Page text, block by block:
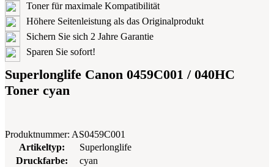
Toner für maximale Kompatibilität
Höhere Seitenleistung als das Originalprodukt
Sichern Sie sich 2 Jahre Garantie
Sparen Sie sofort!
Superlonglife Canon 0459C001 / 040HC
Toner cyan
Produktnummer: AS0459C001
Artikeltyp:
Superlonglife
Druckfarbe:
cyan